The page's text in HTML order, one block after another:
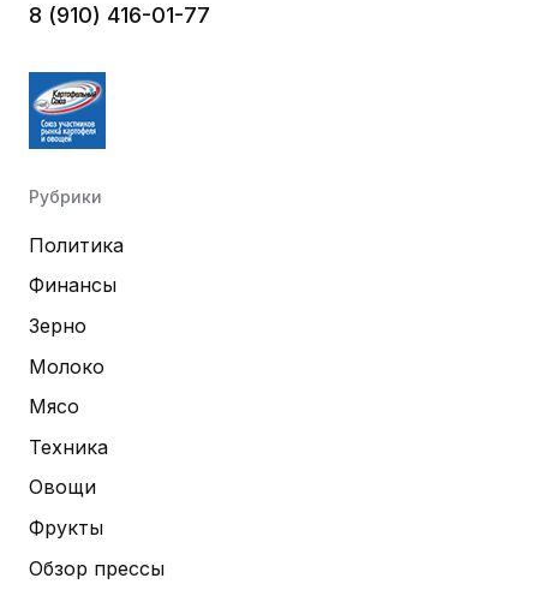
8 (910) 416-01-77
Рубрики
Политика
Финансы
Зерно
Молоко
Мясо
Техника
Овощи
Фрукты
Обзор прессы